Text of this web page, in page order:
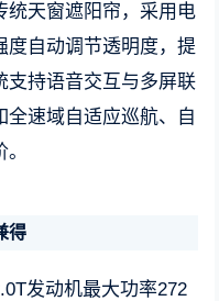
统天窗遮阳帘，采用电
度自动调节透明度，提
支持语音交互与多屏联
全速域自适应巡航、自
得
发动机最大功率272